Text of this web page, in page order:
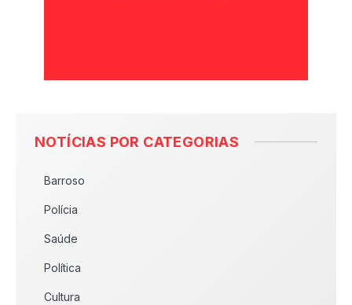
NOTÍCIAS POR CATEGORIAS
Barroso
Polícia
Saúde
Política
Cultura